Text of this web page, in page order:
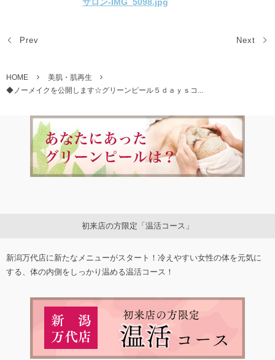
Prev Next
HOME
美肌・肌再生
◆ノーメイクを公開します☆グリーンピール５ｄａｙｓコ...
初来店の方限定「温活コース」
新潟万代店に新たなメニューがスタート！冷えやすい女性の体を元気に
する、体の内側をしっかり温める温活コース！